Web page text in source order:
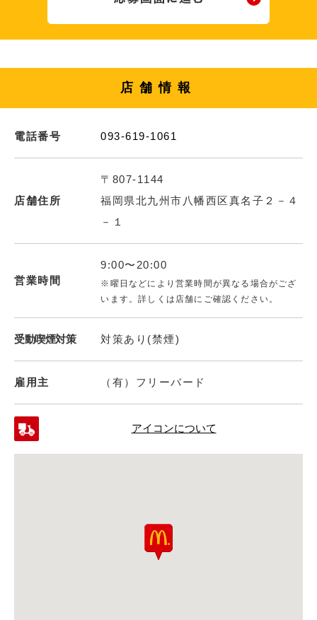
店舗情報
電話番号 093-619-1061
店舗住所
〒807-1144
福岡県北九州市八幡西区真名子２－４
－１
営業時間
9:00〜20:00
※曜日などにより営業時間が異なる場合がござ
います。詳しくは店舗にご確認ください。
受動喫煙対策 対策あり(禁煙)
雇用主 （有）フリーバード
アイコンについて